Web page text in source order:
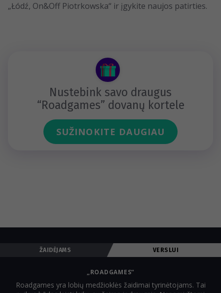
„Łódź, On&Off Piotrkowska“ ir įgykite naujos patirties.
Nustebink savo draugus
“Roadgames” dovanų kortele
SUŽINOKITE DAUGIAU
ŽAIDĖJAMS VERSLUI
„ROADGAMES“
Roadgames yra lobių medžioklės žaidimai tyrinėtojams. Tai